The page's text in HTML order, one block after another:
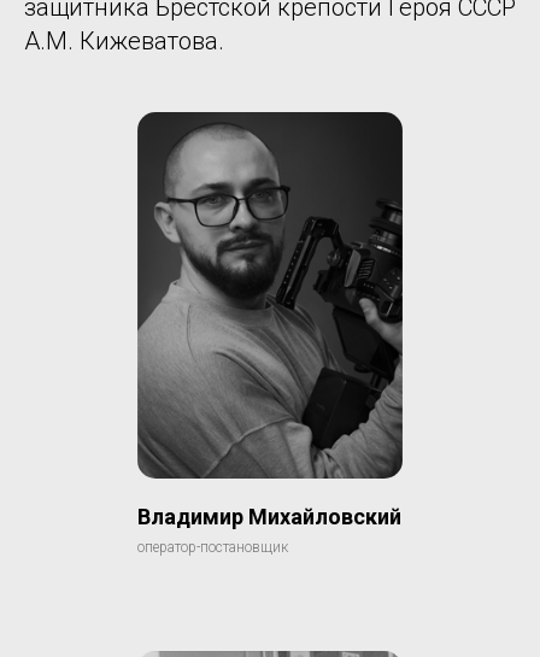
защитника Брестской крепости Героя СССР
А.М. Кижеватова.
Владимир Михайловский
оператор-постановщик